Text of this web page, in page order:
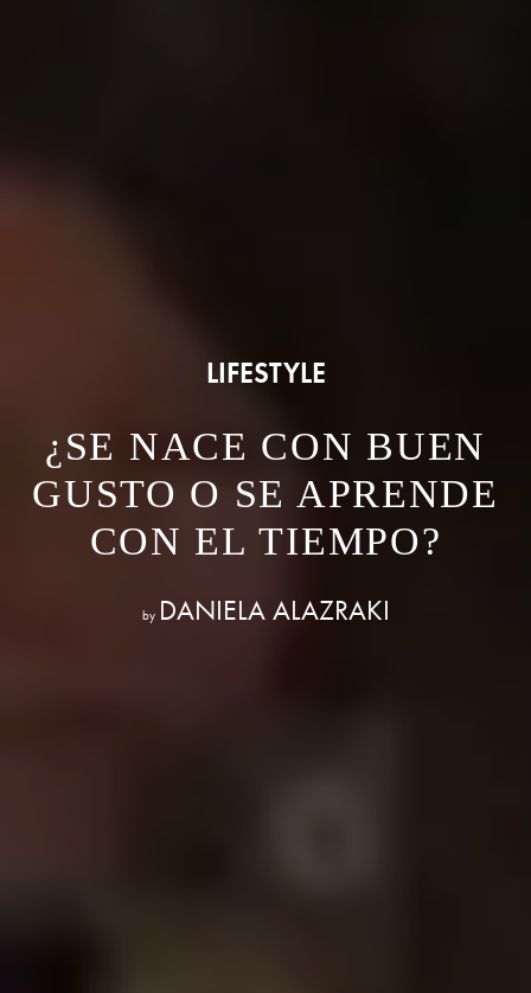
LIFESTYLE
¿SE NACE CON BUEN
GUSTO O SE APRENDE
CON EL TIEMPO?
by DANIELA ALAZRAKI